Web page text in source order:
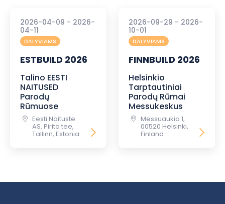
2026-04-09 - 2026-
04-11
DALYVIAMS
ESTBUILD 2026
Talino EESTI
NAITUSED
Parodų
Rūmuose
Eesti Näituste
AS, Pirita tee,
Tallinn, Estonia
2026-09-29 - 2026-
10-01
DALYVIAMS
FINNBUILD 2026
Helsinkio
Tarptautiniai
Parodų Rūmai
Messukeskus
Messuaukio 1,
00520 Helsinki,
Finland